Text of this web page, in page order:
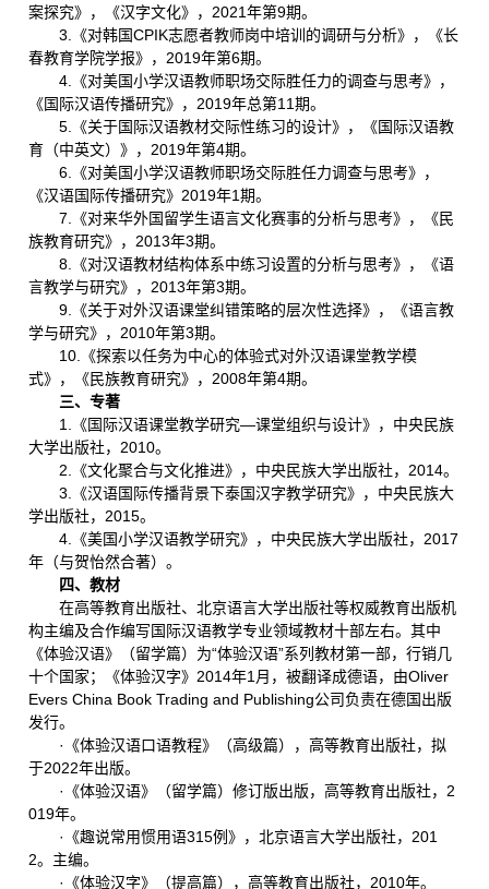
案探究》，《汉字文化》，2021年第9期。
3.《对韩国CPIK志愿者教师岗中培训的调研与分析》，《长
春教育学院学报》，2019年第6期。
4.《对美国小学汉语教师职场交际胜任力的调查与思考》，
《国际汉语传播研究》，2019年总第11期。
5.《关于国际汉语教材交际性练习的设计》，《国际汉语教
育（中英文）》，2019年第4期。
6.《对美国小学汉语教师职场交际胜任力调查与思考》，
《汉语国际传播研究》2019年1期。
7.《对来华外国留学生语言文化赛事的分析与思考》，《民
族教育研究》，2013年3期。
8.《对汉语教材结构体系中练习设置的分析与思考》，《语
言教学与研究》，2013年第3期。
9.《关于对外汉语课堂纠错策略的层次性选择》，《语言教
学与研究》，2010年第3期。
10.《探索以任务为中心的体验式对外汉语课堂教学模
式》，《民族教育研究》，2008年第4期。
三、专著
1.《国际汉语课堂教学研究—课堂组织与设计》，中央民族
大学出版社，2010。
2.《文化聚合与文化推进》，中央民族大学出版社，2014。
3.《汉语国际传播背景下泰国汉字教学研究》，中央民族大
学出版社，2015。
4.《美国小学汉语教学研究》，中央民族大学出版社，2017
年（与贺怡然合著）。
四、教材
在高等教育出版社、北京语言大学出版社等权威教育出版机
构主编及合作编写国际汉语教学专业领域教材十部左右。其中
《体验汉语》（留学篇）为“体验汉语”系列教材第一部，行销几
十个国家；《体验汉字》2014年1月，被翻译成德语，由Oliver
Evers China Book Trading and Publishing公司负责在德国出版
发行。
· 《体验汉语口语教程》（高级篇），高等教育出版社，拟
于2022年出版。
·《体验汉语》（留学篇）修订版出版，高等教育出版社，2
019年。
·《趣说常用惯用语315例》，北京语言大学出版社，201
2。主编。
·《体验汉字》（提高篇），高等教育出版社，2010年。